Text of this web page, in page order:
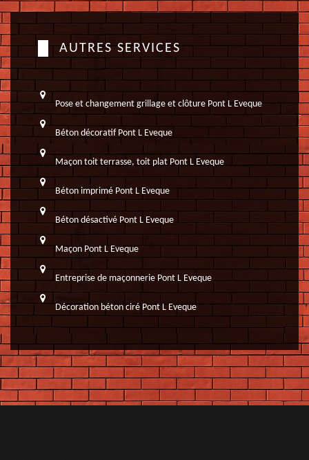
AUTRES SERVICES
Pose et changement grillage et clôture Pont L Eveque
Béton décoratif Pont L Eveque
Maçon toit terrasse, toit plat Pont L Eveque
Béton imprimé Pont L Eveque
Béton désactivé Pont L Eveque
Maçon Pont L Eveque
Entreprise de maçonnerie Pont L Eveque
Décoration béton ciré Pont L Eveque